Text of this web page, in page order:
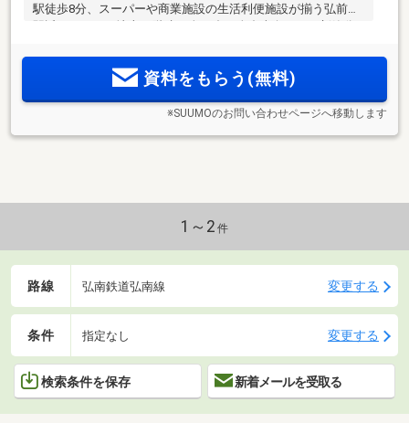
駅徒歩8分、スーパーや商業施設の生活利便施設が揃う弘前市
資料をもらう(無料)
※SUUMOのお問い合わせページへ移動します
1～2 件
路線 弘南鉄道弘南線 変更する
条件 指定なし 変更する
検索条件を保存 新着メールを受取る